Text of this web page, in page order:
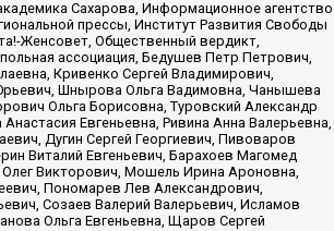
Сахарова, Информационное агентство
прессы, Институт Развития Свободы
Женсовет, Общественный вердикт,
ассоциация, Бедушев Петр Петрович,
Кривенко Сергей Владимирович,
Шнырова Ольга Вадимовна, Чанышева
Ольга Борисовна, Туровский Александр
Евгеньевна, Ривина Анна Валерьевна,
Дугин Сергей Георгиевич, Пивоваров
Виталий Евгеньевич, Барахоев Магомед
Викторович, Мошель Ирина Ароновна,
Пономарев Лев Александрович,
Созаев Валерий Валерьевич, Исламов
Ольга Евгеньевна, Щаров Сергей